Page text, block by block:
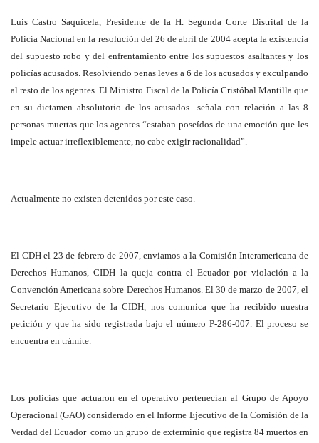
Luis Castro Saquicela, Presidente de la H. Segunda Corte Distrital de la
Policía Nacional en la resolución del 26 de abril de 2004 acepta la existencia
del supuesto robo y del enfrentamiento entre los supuestos asaltantes y los
policías acusados. Resolviendo penas leves a 6 de los acusados y exculpando
al resto de los agentes. El Ministro Fiscal de la Policía Cristóbal Mantilla que
en su dictamen absolutorio de los acusados señala con relación a las 8
personas muertas que los agentes “estaban poseídos de una emoción que les
impele actuar irreflexiblemente, no cabe exigir racionalidad”.
Actualmente no existen detenidos por este caso.
El CDH el 23 de febrero de 2007, enviamos a la Comisión Interamericana de
Derechos Humanos, CIDH la queja contra el Ecuador por violación a la
Convención Americana sobre Derechos Humanos. El 30 de marzo de 2007, el
Secretario Ejecutivo de la CIDH, nos comunica que ha recibido nuestra
petición y que ha sido registrada bajo el número P-286-007. El proceso se
encuentra en trámite.
Los policías que actuaron en el operativo pertenecían al Grupo de Apoyo
Operacional (GAO) considerado en el Informe Ejecutivo de la Comisión de la
Verdad del Ecuador como un grupo de exterminio que registra 84 muertos en